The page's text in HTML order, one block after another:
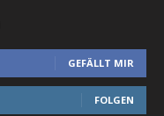
GEFÄLLT MIR
FOLGEN